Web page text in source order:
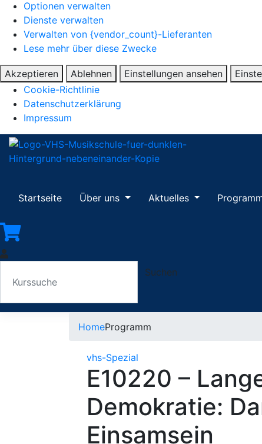
Optionen verwalten
Dienste verwalten
Verwalten von {vendor_count}-Lieferanten
Lese mehr über diese Zwecke
Akzeptieren Ablehnen Einstellungen ansehen
Cookie-Richtlinie
Datenschutzerklärung
Impressum
Startseite Über uns Aktuelles
Suchen
HomeProgramm
vhs-Spezial
E10220 –
Demokratie:
Einsamsein